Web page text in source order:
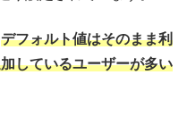
デフォルト値はそのまま利
しているユーザーが多い